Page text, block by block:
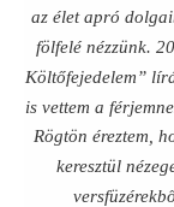
az élet apró
fölfelé nézzünk.
Költőfejedelem”
is vettem a
Rögtön éreztem,
keresztül